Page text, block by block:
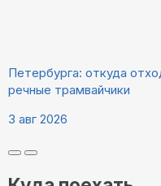
Петербурга: откуда
речные трамвайчики
3 авг 2026